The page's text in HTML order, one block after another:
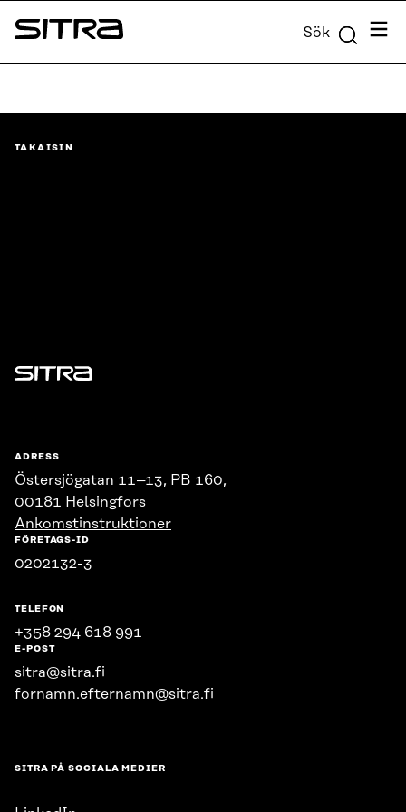
Skip to
content
Sitra Sök Meny
TAKAISIN
Sitra
ADRESS
Östersjögatan 11–13, PB 160,
00181 Helsingfors
Ankomstinstruktioner
FÖRETAGS-ID
0202132-3
TELEFON
+358 294 618 991
E-POST
sitra@sitra.fi
fornamn.efternamn@sitra.fi
SITRA PÅ SOCIALA MEDIER